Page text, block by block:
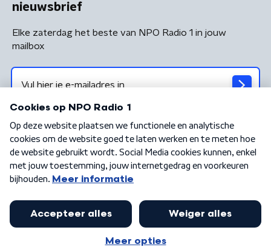
nieuwsbrief
Elke zaterdag het beste van NPO Radio 1 in jouw
mailbox
Algemene voorwaarden